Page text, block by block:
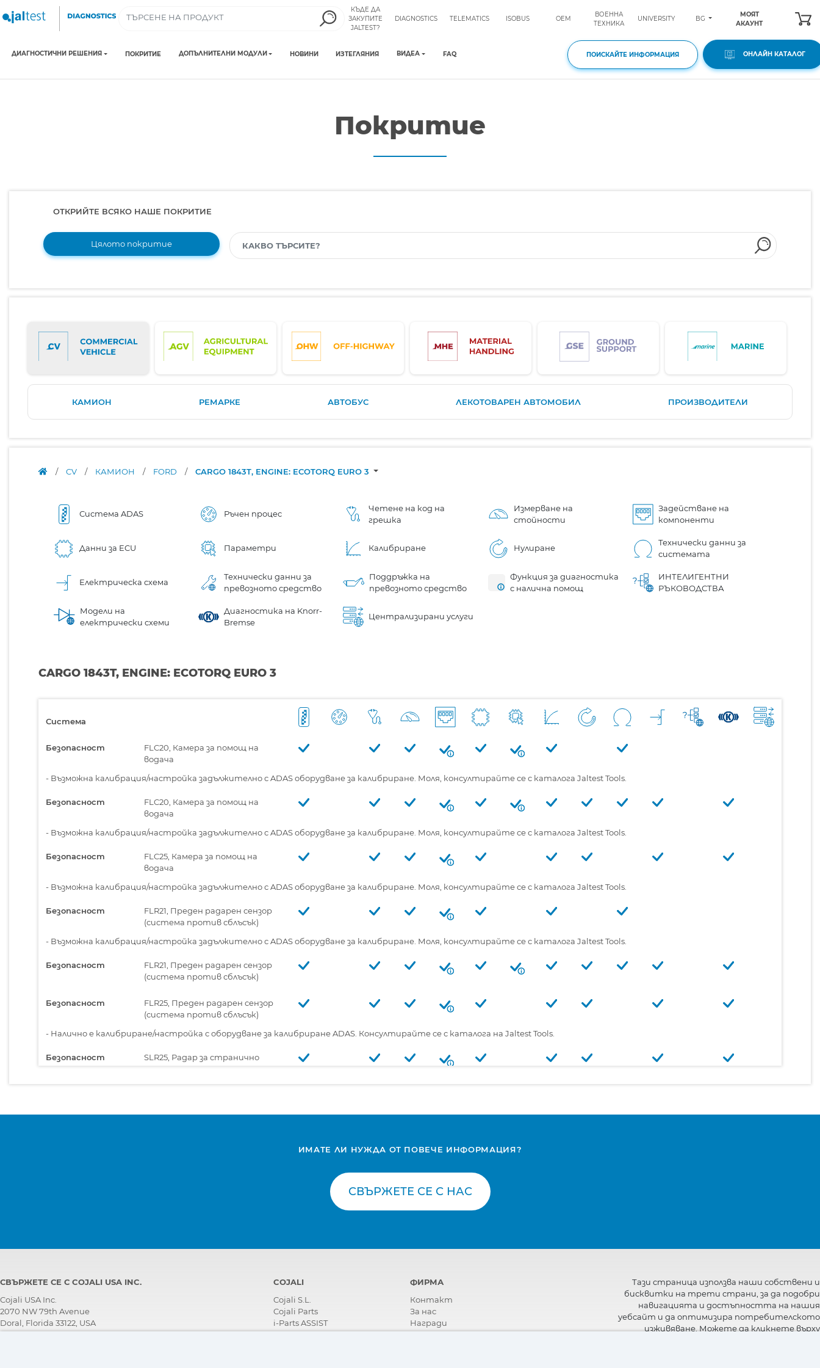
КЪДЕ ДА
ЗАКУПИТЕ
JALTEST?
DIAGNOSTICS TELEMATICS ISOBUS OEM
ВОЕННА
ТЕХНИКА
UNIVERSITY BG
МОЯТ
АКАУНТ
ДИАГНОСТИЧНИ РЕШЕНИЯ ПОКРИТИЕ ДОПЪЛНИТЕЛНИ МОДУЛИ НОВИНИ ИЗТЕГЛЯНИЯ ВИДЕА FAQ ПОИСКАЙТЕ ИНФОРМАЦИЯ ОНЛАЙН КАТАЛОГ
Покритие
ОТКРИЙТЕ ВСЯКО НАШЕ ПОКРИТИЕ
Цялото покритие
КАМИОН РЕМАРКЕ АВТОБУС ЛЕКОТОВАРЕН АВТОМОБИЛ ПРОИЗВОДИТЕЛИ
/ CV / КАМИОН / FORD / CARGO 1843T, ENGINE: ECOTORQ EURO 3
Система ADAS Ръчен процес
Четене на код на
грешка
Измерване на
стойности
Задействане на
компоненти
Данни за ECU Параметри Калибриране Нулиране
Технически данни за
системата
Електрическа схема
Технически данни за
превозното средство
Поддръжка на
превозното средство
Функция за диагностика
с налична помощ
ИНТЕЛИГЕНТНИ
РЪКОВОДСТВА
Модели на
електрически схеми
Диагностика на Knorr-
Bremse
Централизирани услуги
CARGO 1843T, ENGINE: ECOTORQ EURO 3
Система
Безопасност
FLC20, Камера за помощ на
водача
- Възможна калибрация/настройка задължително с ADAS оборудване за калибриране. Моля, консултирайте се с каталога Jaltest Tools.
Безопасност
FLC20, Камера за помощ на
водача
- Възможна калибрация/настройка задължително с ADAS оборудване за калибриране. Моля, консултирайте се с каталога Jaltest Tools.
Безопасност
FLC25, Камера за помощ на
водача
- Възможна калибрация/настройка задължително с ADAS оборудване за калибриране. Моля, консултирайте се с каталога Jaltest Tools.
Безопасност
FLR21, Преден радарен сензор
(система против сблъсък)
- Възможна калибрация/настройка задължително с ADAS оборудване за калибриране. Моля, консултирайте се с каталога Jaltest Tools.
Безопасност
FLR21, Преден радарен сензор
(система против сблъсък)
Безопасност
FLR25, Преден радарен сензор
(система против сблъсък)
- Налично е калибриране/настройка с оборудване за калибриране ADAS. Консултирайте се с каталога на Jaltest Tools.
Безопасност
SLR25, Радар за странично
окачване с електронно
Скоростна кутия
AMT (TraXon), Скоростна кутия
Спирачки
ИМАТЕ ЛИ НУЖДА ОТ ПОВЕЧЕ ИНФОРМАЦИЯ?
СВЪРЖЕТЕ СЕ С НАС
СВЪРЖЕТЕ СЕ С COJALI USA INC.
Cojali USA Inc.
2070 NW 79th Avenue
Doral, Florida 33122, USA
COJALI
Cojali S.L.
Cojali Parts
i-Parts ASSIST
ФИРМА
Контакт
За нас
Награди
Сертификати
Тази страница използва наши собствени и
бисквитки на трети страни, за да подобри
навигацията и достъпността на нашия
уебсайт и да оптимизира потребителското
изживяване. Можете да кликнете върху